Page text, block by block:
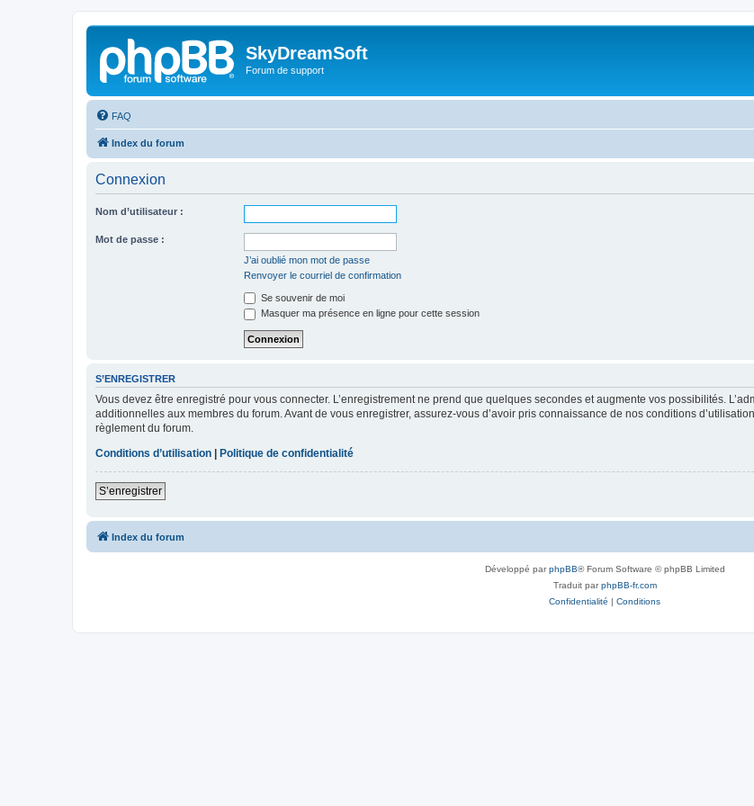
SkyDreamSoft
Forum de support
FAQ
Index du forum
Connexion
Nom d’utilisateur :
Mot de passe :
J’ai oublié mon mot de passe
Renvoyer le courriel de confirmation
Se souvenir de moi
Masquer ma présence en ligne pour cette session
S’ENREGISTRER
Vous devez être enregistré pour vous connecter. L’enregistrement ne prend que quelques secondes et augmente vos possibilités.
additionnelles aux membres du forum. Avant de vous enregistrer, assurez-vous d’avoir pris connaissance de nos conditions
règlement du forum.
Conditions d’utilisation
Politique de confidentialité
S’enregistrer
Index du forum
Développé parphpBB® Forum Software © phpBB Limited
Traduit parphpBB-fr.com
Confidentialité | Conditions